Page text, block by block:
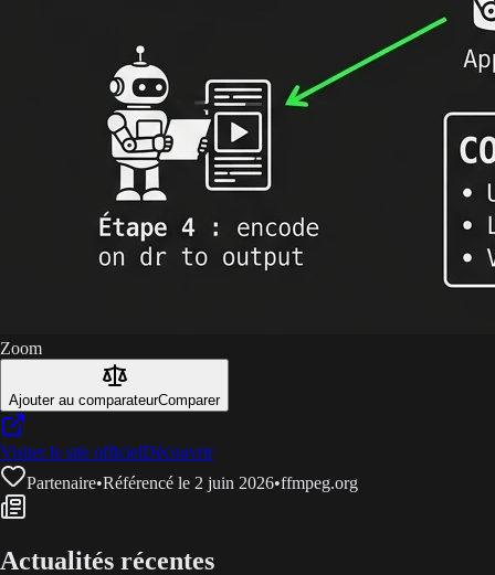
Zoom
Ajouter au comparateurComparer
Visiter le site officielDécouvrir
Partenaire•Référencé le 2 juin 2026•ffmpeg.org
Actualités récentes